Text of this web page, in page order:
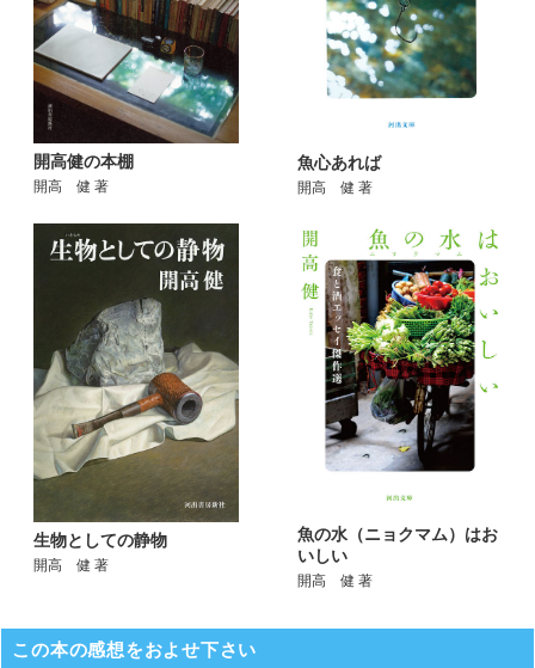
開高健の本棚
開高 健 著
魚心あれば
開高 健 著
生物としての静物
開高 健 著
魚の水（ニョクマム）はお
いしい
開高 健 著
この本の感想をおよせ下さい